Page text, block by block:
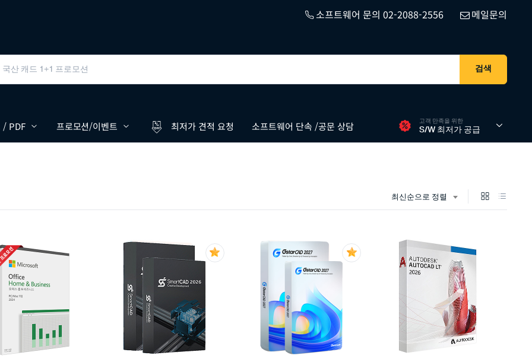
소프트웨어 문의 02-2088-2556 메일문의
검색
/ PDF 프로모션/이벤트 최저가 견적 요청 소프트웨어 단속 /공문 상담 고객 만족을 위한
S/W 최저가 공급
최신순으로 정렬